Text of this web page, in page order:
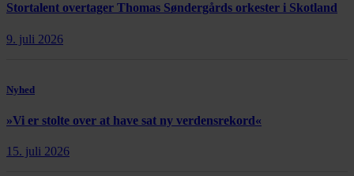
Stortalent overtager Thomas Søndergårds orkester i Skotland
9. juli 2026
Nyhed
»Vi er stolte over at have sat ny verdensrekord«
15. juli 2026